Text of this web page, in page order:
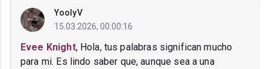
YoolyV
15.03.2026, 00:00:16
Evee Knight, Hola, tus palabras significan mucho
para mi. Es lindo saber que, aunque sea a una